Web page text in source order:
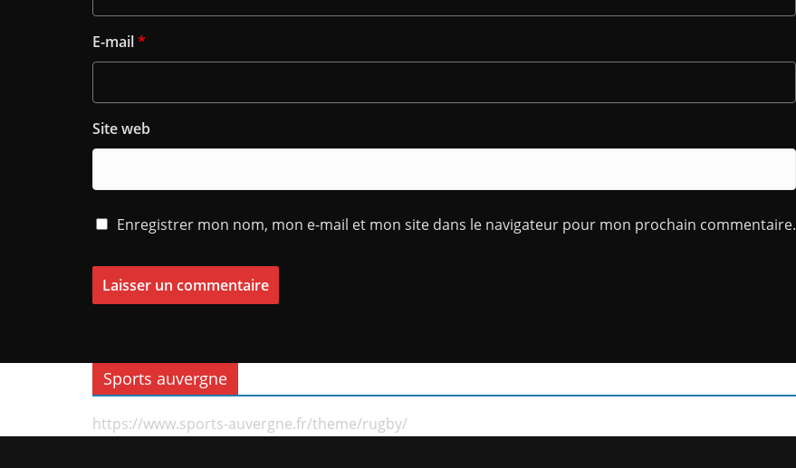
E-mail*
Site web
Enregistrer mon nom, mon e-mail et mon site dans le navigateur pour mon prochain commentaire.
Sports auvergne
https://www.sports-auvergne.fr/theme/rugby/